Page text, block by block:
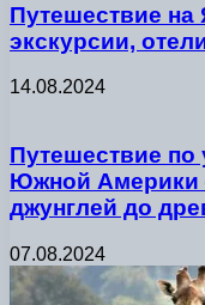
Путешествие
экскурсии,
14.08.2024
Путешествие
Южной Америки
джунглей до
07.08.2024